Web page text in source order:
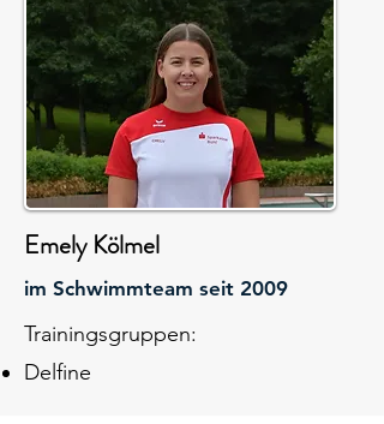
Emely Kölmel
im Schwimmteam seit 2009
Trainingsgruppen:
Delfine